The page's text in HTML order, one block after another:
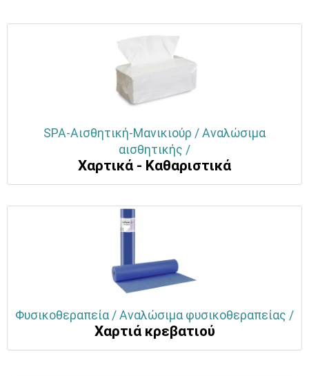
SPA-Αισθητική-Μανικιούρ / Αναλώσιμα
αισθητικής /
Χαρτικά - Καθαριστικά
Φυσικοθεραπεία / Αναλώσιμα φυσικοθεραπείας /
Χαρτιά κρεβατιού